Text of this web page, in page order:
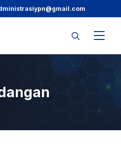
@gmail.com